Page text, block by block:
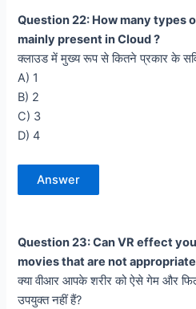
Question 22: How many types
mainly present in Cloud ?
क्लाउड में मुख्य रूप से कितने प्रकार के
A) 1
B) 2
C) 3
D) 4
Answer
Question 23: Can VR effect
movies that are not
क्या वीआर आपके शरीर को ऐसे गेम और
उपयुक्त नहीं हैं?